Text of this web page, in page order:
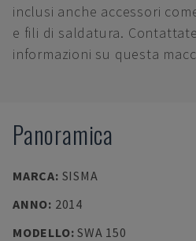
inclusi anche accessori
e fili di saldatura.
informazioni su questa
Panoramica
MARCA: SISMA
ANNO: 2014
MODELLO:SWA 150